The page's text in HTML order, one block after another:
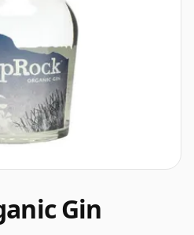
Gin